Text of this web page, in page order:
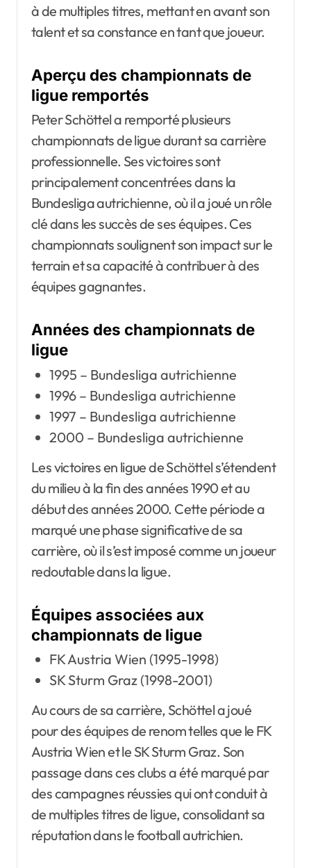
à de multiples titres, mettant en avant son
talent et sa constance en tant que joueur.
Aperçu des championnats de
ligue remportés
Peter Schöttel a remporté plusieurs
championnats de ligue durant sa carrière
professionnelle. Ses victoires sont
principalement concentrées dans la
Bundesliga autrichienne, où il a joué un rôle
clé dans les succès de ses équipes. Ces
championnats soulignent son impact sur le
terrain et sa capacité à contribuer à des
équipes gagnantes.
Années des championnats de
ligue
1995 – Bundesliga autrichienne
1996 – Bundesliga autrichienne
1997 – Bundesliga autrichienne
2000 – Bundesliga autrichienne
Les victoires en ligue de Schöttel s’étendent
du milieu à la fin des années 1990 et au
début des années 2000. Cette période a
marqué une phase significative de sa
carrière, où il s’est imposé comme un joueur
redoutable dans la ligue.
Équipes associées aux
championnats de ligue
FK Austria Wien (1995-1998)
SK Sturm Graz (1998-2001)
Au cours de sa carrière, Schöttel a joué
pour des équipes de renom telles que le FK
Austria Wien et le SK Sturm Graz. Son
passage dans ces clubs a été marqué par
des campagnes réussies qui ont conduit à
de multiples titres de ligue, consolidant sa
réputation dans le football autrichien.